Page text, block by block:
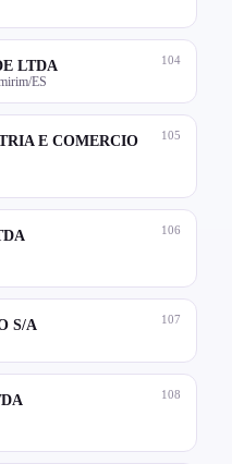
104
LTDA
ES
105
E COMERCIO
106
107
S/A
108